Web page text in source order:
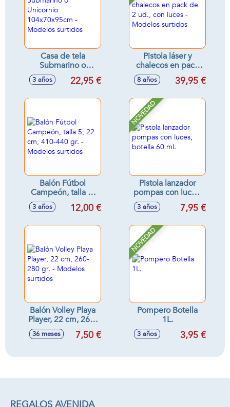
Casa de tela
Submarino o
Unicornio
104x70x95cm -
3 años 22,95 €
Pistola láser y
chalecos en pack
de 2 ud., con luces
- Modelos surtidos
8 años 39,95 €
Balón Fútbol
Campeón, talla 5,
22 cm, 410-440 gr.
- Modelos surtidos
3 años 12,00 €
NOVEDAD
Pistola lanzador
pompas con luces,
botella 60 ml.
3 años 7,95 €
Balón Volley Playa
Player, 22 cm, 260-
280 gr. - Modelos
surtidos
36 meses 7,50 €
NOVEDAD
Pompero Botella
1L.
3 años 3,95 €